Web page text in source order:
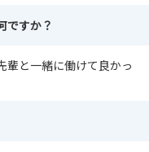
ですか？
輩と一緒に働けて良かっ